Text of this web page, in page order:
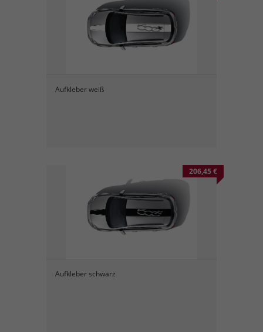
Aufkleber weiß
206,45 €
Aufkleber schwarz